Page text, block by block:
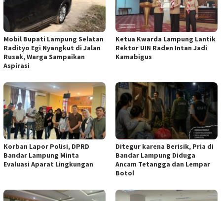
Mobil Bupati Lampung Selatan
Radityo Egi Nyangkut di Jalan
Rusak, Warga Sampaikan
Aspirasi
Ketua Kwarda Lampung Lantik
Rektor UIN Raden Intan Jadi
Kamabigus
Korban Lapor Polisi, DPRD
Bandar Lampung Minta
Evaluasi Aparat Lingkungan
Ditegur karena Berisik, Pria di
Bandar Lampung Diduga
Ancam Tetangga dan Lempar
Botol